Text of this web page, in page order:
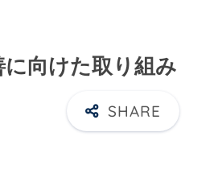
に向けた取り組み